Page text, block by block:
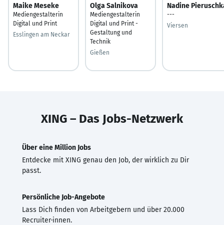
Maike Meseke
Mediengestalterin
Digital und Print
Esslingen am Neckar
Olga Salnikova
Mediengestalterin
Digital und Print -
Gestaltung und
Technik
Gießen
Nadine
---
Viersen
XING – Das Jobs-Netzwerk
Über eine Million Jobs
Entdecke mit XING genau den Job, der wirklich zu Dir
passt.
Persönliche Job-Angebote
Lass Dich finden von Arbeitgebern und über 20.000
Recruiter·innen.